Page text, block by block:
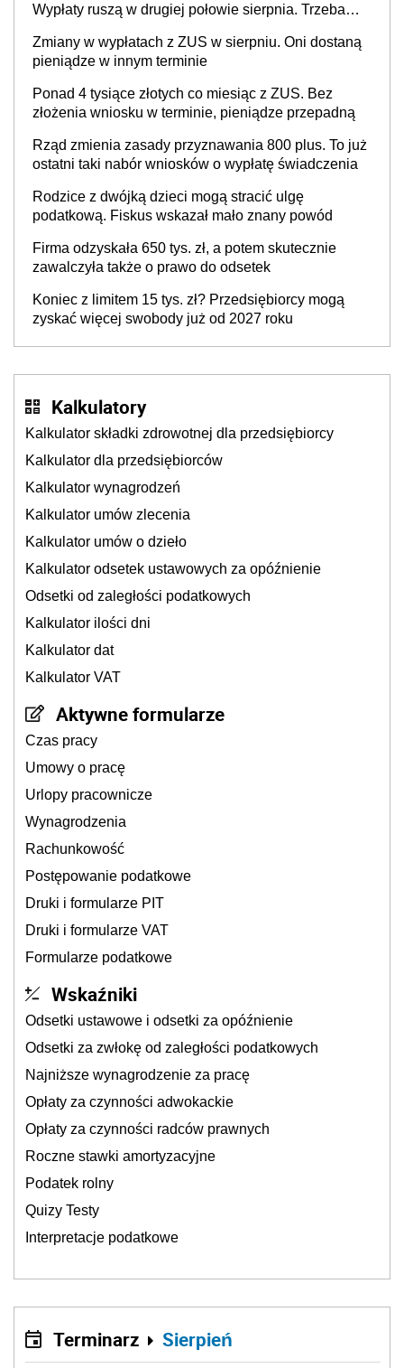
Wypłaty ruszą w drugiej połowie sierpnia. Trzeba
Zmiany w wypłatach z ZUS w sierpniu. Oni dostaną
pieniądze w innym terminie
Ponad 4 tysiące złotych co miesiąc z ZUS. Bez
złożenia wniosku w terminie, pieniądze przepadną
Rząd zmienia zasady przyznawania 800 plus. To już
ostatni taki nabór wniosków o wypłatę świadczenia
Rodzice z dwójką dzieci mogą stracić ulgę
podatkową. Fiskus wskazał mało znany powód
Firma odzyskała 650 tys. zł, a potem skutecznie
zawalczyła także o prawo do odsetek
Koniec z limitem 15 tys. zł? Przedsiębiorcy mogą
zyskać więcej swobody już od 2027 roku
Kalkulatory
Kalkulator składki zdrowotnej dla przedsiębiorcy
Kalkulator dla przedsiębiorców
Kalkulator wynagrodzeń
Kalkulator umów zlecenia
Kalkulator umów o dzieło
Kalkulator odsetek ustawowych za opóźnienie
Odsetki od zaległości podatkowych
Kalkulator ilości dni
Kalkulator dat
Kalkulator VAT
Aktywne formularze
Czas pracy
Umowy o pracę
Urlopy pracownicze
Wynagrodzenia
Rachunkowość
Postępowanie podatkowe
Druki i formularze PIT
Druki i formularze VAT
Formularze podatkowe
Wskaźniki
Odsetki ustawowe i odsetki za opóźnienie
Odsetki za zwłokę od zaległości podatkowych
Najniższe wynagrodzenie za pracę
Opłaty za czynności adwokackie
Opłaty za czynności radców prawnych
Roczne stawki amortyzacyjne
Podatek rolny
Quizy Testy
Interpretacje podatkowe
Terminarz Sierpień